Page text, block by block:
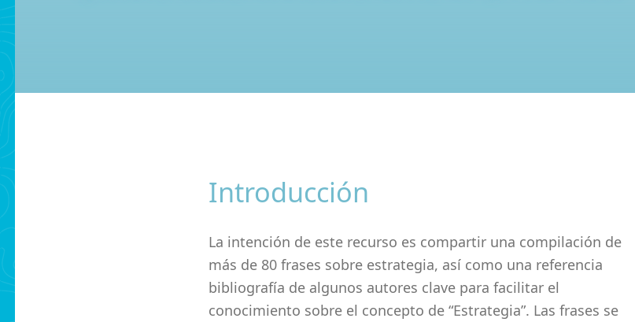
Introducción
La intención de este recurso es compartir una compilación de
más de 80 frases sobre estrategia, así como una referencia
bibliografía de algunos autores clave para facilitar el
conocimiento sobre el concepto de “Estrategia”. Las frases se